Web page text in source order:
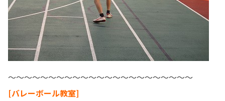
～～～～～～～～～～～～～～～～～～～～～～～
[バレーボール教室]